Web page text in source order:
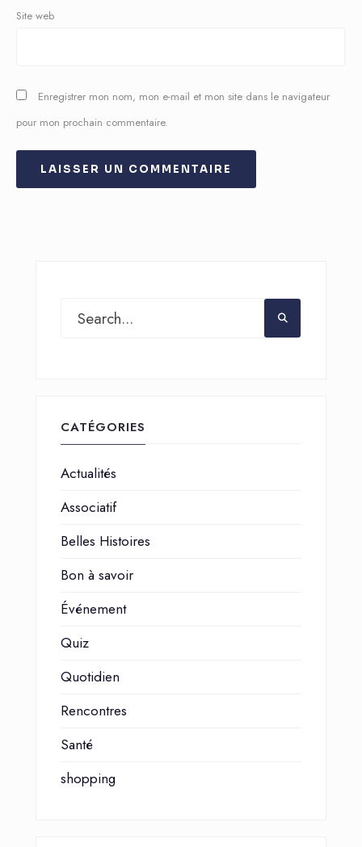
Site web
Enregistrer mon nom, mon e-mail et mon site dans le navigateur
pour mon prochain commentaire.
CATÉGORIES
Actualités
Associatif
Belles Histoires
Bon à savoir
Événement
Quiz
Quotidien
Rencontres
Santé
shopping